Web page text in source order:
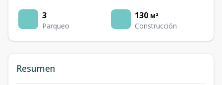
3
Parqueo
130 M²
Construcción
Resumen